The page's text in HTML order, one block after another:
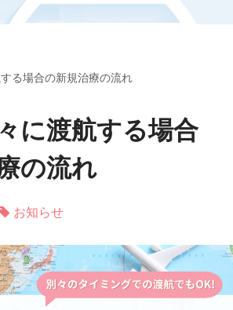
る場合の新規治療の流れ
に渡航する場合
の流れ
お知らせ